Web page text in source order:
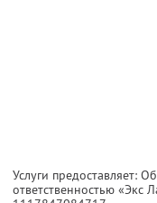
Услуги предоставляет:
ответственностью «Экс